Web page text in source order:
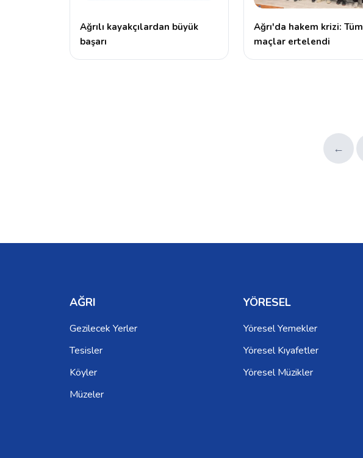
Ağrılı kayakçılardan büyük
başarı
Ağrı'da hakem krizi: Tüm
maçlar ertelendi
←
AĞRI
Gezilecek Yerler
Tesisler
Köyler
Müzeler
YÖRESEL
Yöresel Yemekler
Yöresel Kıyafetler
Yöresel Müzikler